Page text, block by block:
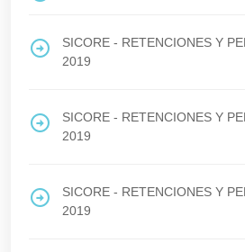
SICORE - RETENCIONES Y
2019
SICORE - RETENCIONES Y
2019
SICORE - RETENCIONES Y
2019